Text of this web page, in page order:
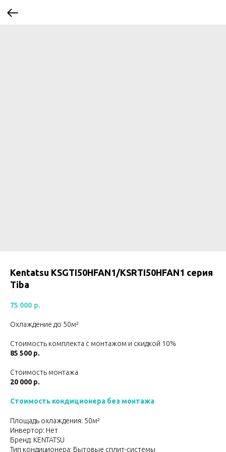
Kentatsu KSGTI50HFAN1/KSRTI50HFAN1 серия
Tiba
75 000 р.
Охлаждение до 50м²
Стоимость комплекта с монтажом и скидкой 10%
85 500 р.
Стоимость монтажа
20 000 р.
Стоимость кондиционера без монтажа
Площадь охлаждения: 50м²
Инвертор: Нет
Бренд: KENTATSU
Тип кондиционера: Бытовые сплит-системы